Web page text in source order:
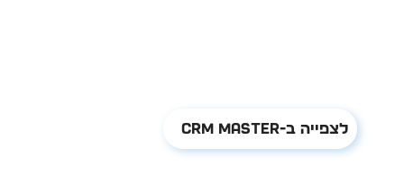
לצפייה ב-CRM MASTER